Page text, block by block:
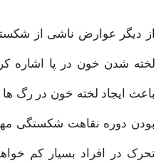
از دیگر عوارض ناشی از
لخته شدن خون در پا اشاره
باعث ایجاد لخته خون در رگ
بودن دوره نقاهت شکستگی
تحرک در افراد بسیار کم